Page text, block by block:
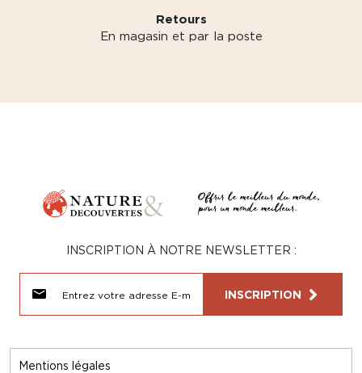
Retours
En magasin et par la poste
Mentions légales
INSCRIPTION À NOTRE NEWSLETTER :
INSCRIPTION